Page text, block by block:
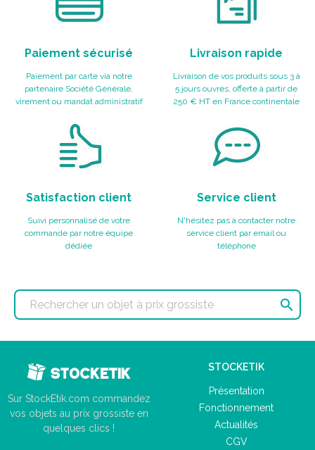
Paiement sécurisé
Paiement par carte via notre
partenaire Société Générale,
virement ou mandat administratif
Livraison rapide
Livraison de vos produits sous 3 à
5 jours ouvrés, offerte à partir de
250 € HT en France continentale
Satisfaction client
Suivi personnalisé de votre
commande par notre équipe
dédiée
Service client
N'hésitez pas à contacter notre
service client par email ou
téléphone

Sur StockEtik.com commandez
vos objets au prix grossiste en
quelques clics !
STOCKETIK
Présentation
Fonctionnement
Actualités
CGV